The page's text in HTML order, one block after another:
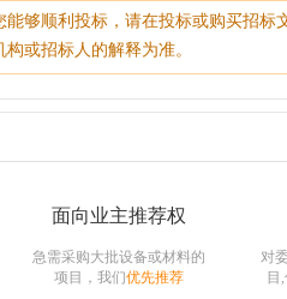
能够顺利投标，请在投标或购买招
构或招标人的解释为准。
面向业主推荐权
急需采购大批设备或材料的
项目，我们优先推荐
对
目